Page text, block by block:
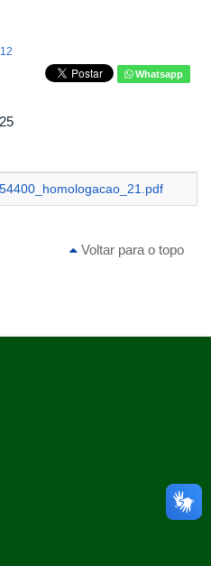
Whatsapp
Voltar para o topo